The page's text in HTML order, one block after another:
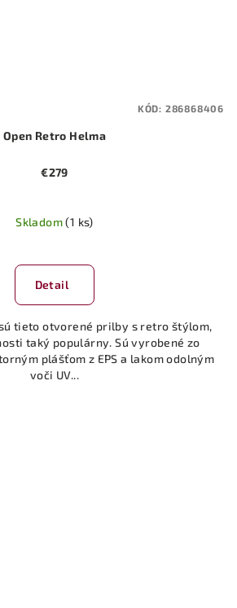
Open Retro Helma
€279
Skladom(1 ks)
Detail
tieto otvorené prilby s retro štýlom,
taký populárny. Sú vyrobené zo
plášťom z EPS a lakom odolným
voči UV...
KÓD: 286868406